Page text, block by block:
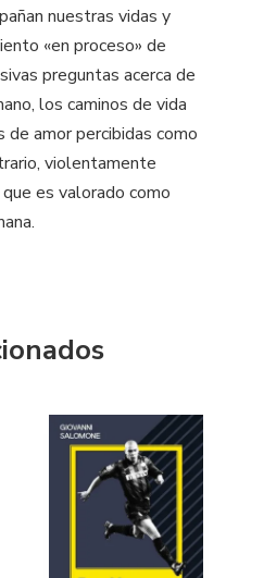
nuestras vidas y
«en proceso» de
preguntas acerca de
los caminos de vida
de amor percibidas como
violentamente
es valorado como